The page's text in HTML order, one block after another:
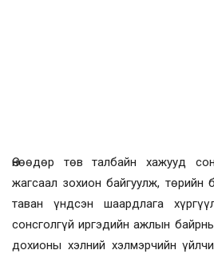
Өнөөдөр төв талбайн хажууд
жагсаал зохион байгуулж, төрийн
таван үндсэн шаардлага
сонсголгүй иргэдийн ажлын
дохионы хэлний хэлмэрчийн